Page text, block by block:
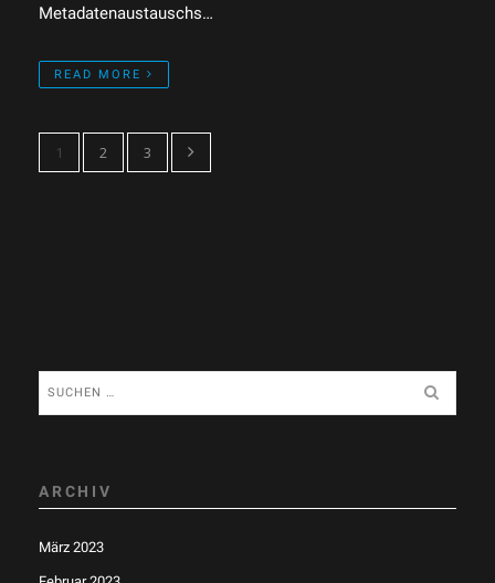
Metadatenaustauschs…
READ MORE
1 2 3
ARCHIV
März 2023